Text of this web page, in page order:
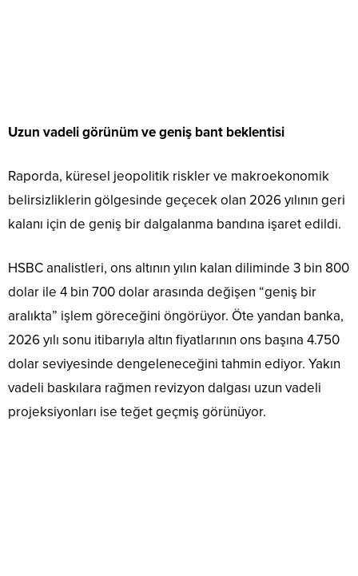
Uzun vadeli görünüm ve geniş bant beklentisi
Raporda, küresel jeopolitik riskler ve makroekonomik
belirsizliklerin gölgesinde geçecek olan 2026 yılının geri
kalanı için de geniş bir dalgalanma bandına işaret edildi.
HSBC analistleri, ons altının yılın kalan diliminde 3 bin 800
dolar ile 4 bin 700 dolar arasında değişen “geniş bir
aralıkta” işlem göreceğini öngörüyor. Öte yandan banka,
2026 yılı sonu itibarıyla altın fiyatlarının ons başına 4.750
dolar seviyesinde dengeleneceğini tahmin ediyor. Yakın
vadeli baskılara rağmen revizyon dalgası uzun vadeli
projeksiyonları ise teğet geçmiş görünüyor.